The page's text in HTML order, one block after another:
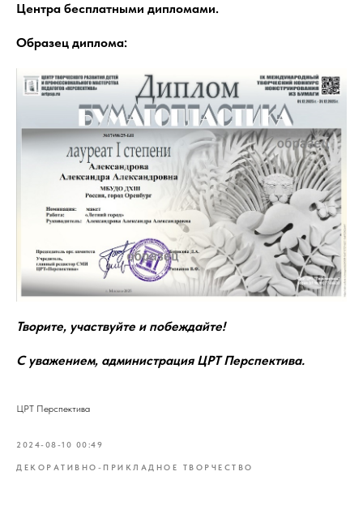
Центра бесплатными дипломами.
Образец диплома:
Творите, участвуйте и побеждайте!
С уважением, администрация ЦРТ Перспектива.
ЦРТ Перспектива
2024-08-10 00:49
ДЕКОРАТИВНО-ПРИКЛАДНОЕ ТВОРЧЕСТВО